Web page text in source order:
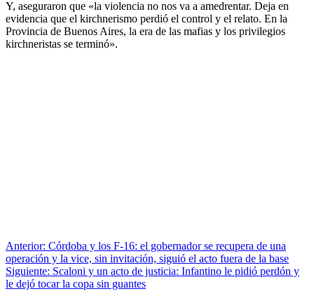
Y, aseguraron que «la violencia no nos va a amedrentar. Deja en
evidencia que el kirchnerismo perdió el control y el relato. En la
Provincia de Buenos Aires, la era de las mafias y los privilegios
kirchneristas se terminó».
Anterior: Córdoba y los F-16: el gobernador se recupera de una
operación y la vice, sin invitación, siguió el acto fuera de la base
Siguiente: Scaloni y un acto de justicia: Infantino le pidió perdón y
le dejó tocar la copa sin guantes